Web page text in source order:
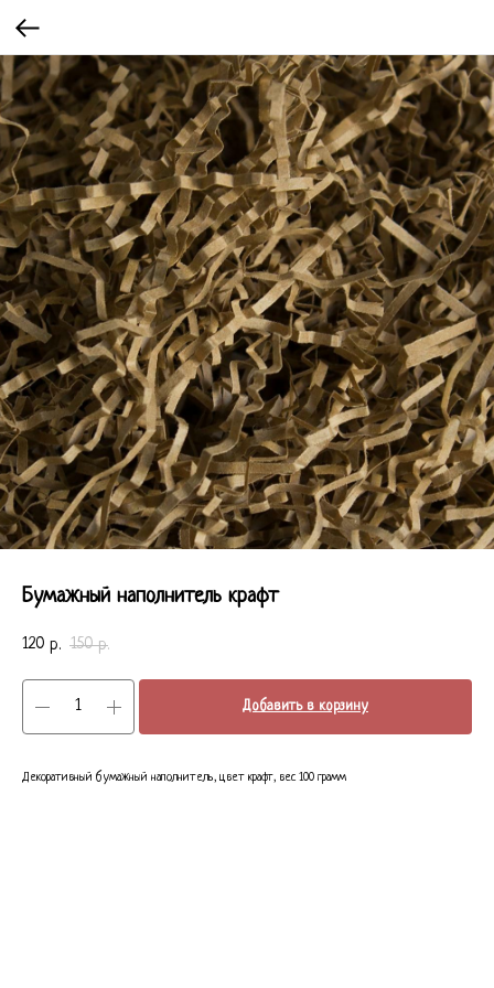
Бумажный наполнитель крафт
120 р. 150 р.
Добавить в корзину
Декоративный бумажный наполнитель, цвет крафт, вес 100 грамм